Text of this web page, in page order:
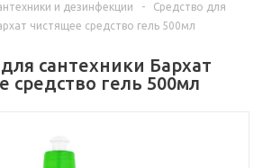
и дезинфекции -
Средство для
чистящее средство гель 500мл
сантехники Бархат
средство гель 500мл